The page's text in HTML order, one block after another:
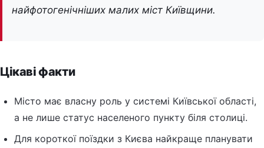
найфотогенічніших малих міст Київщини.
Цікаві факти
Місто має власну роль у системі Київської області,
а не лише статус населеного пункту біля столиці.
Для короткої поїздки з Києва найкраще планувати